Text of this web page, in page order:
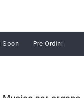
Soon Pre-Ordini